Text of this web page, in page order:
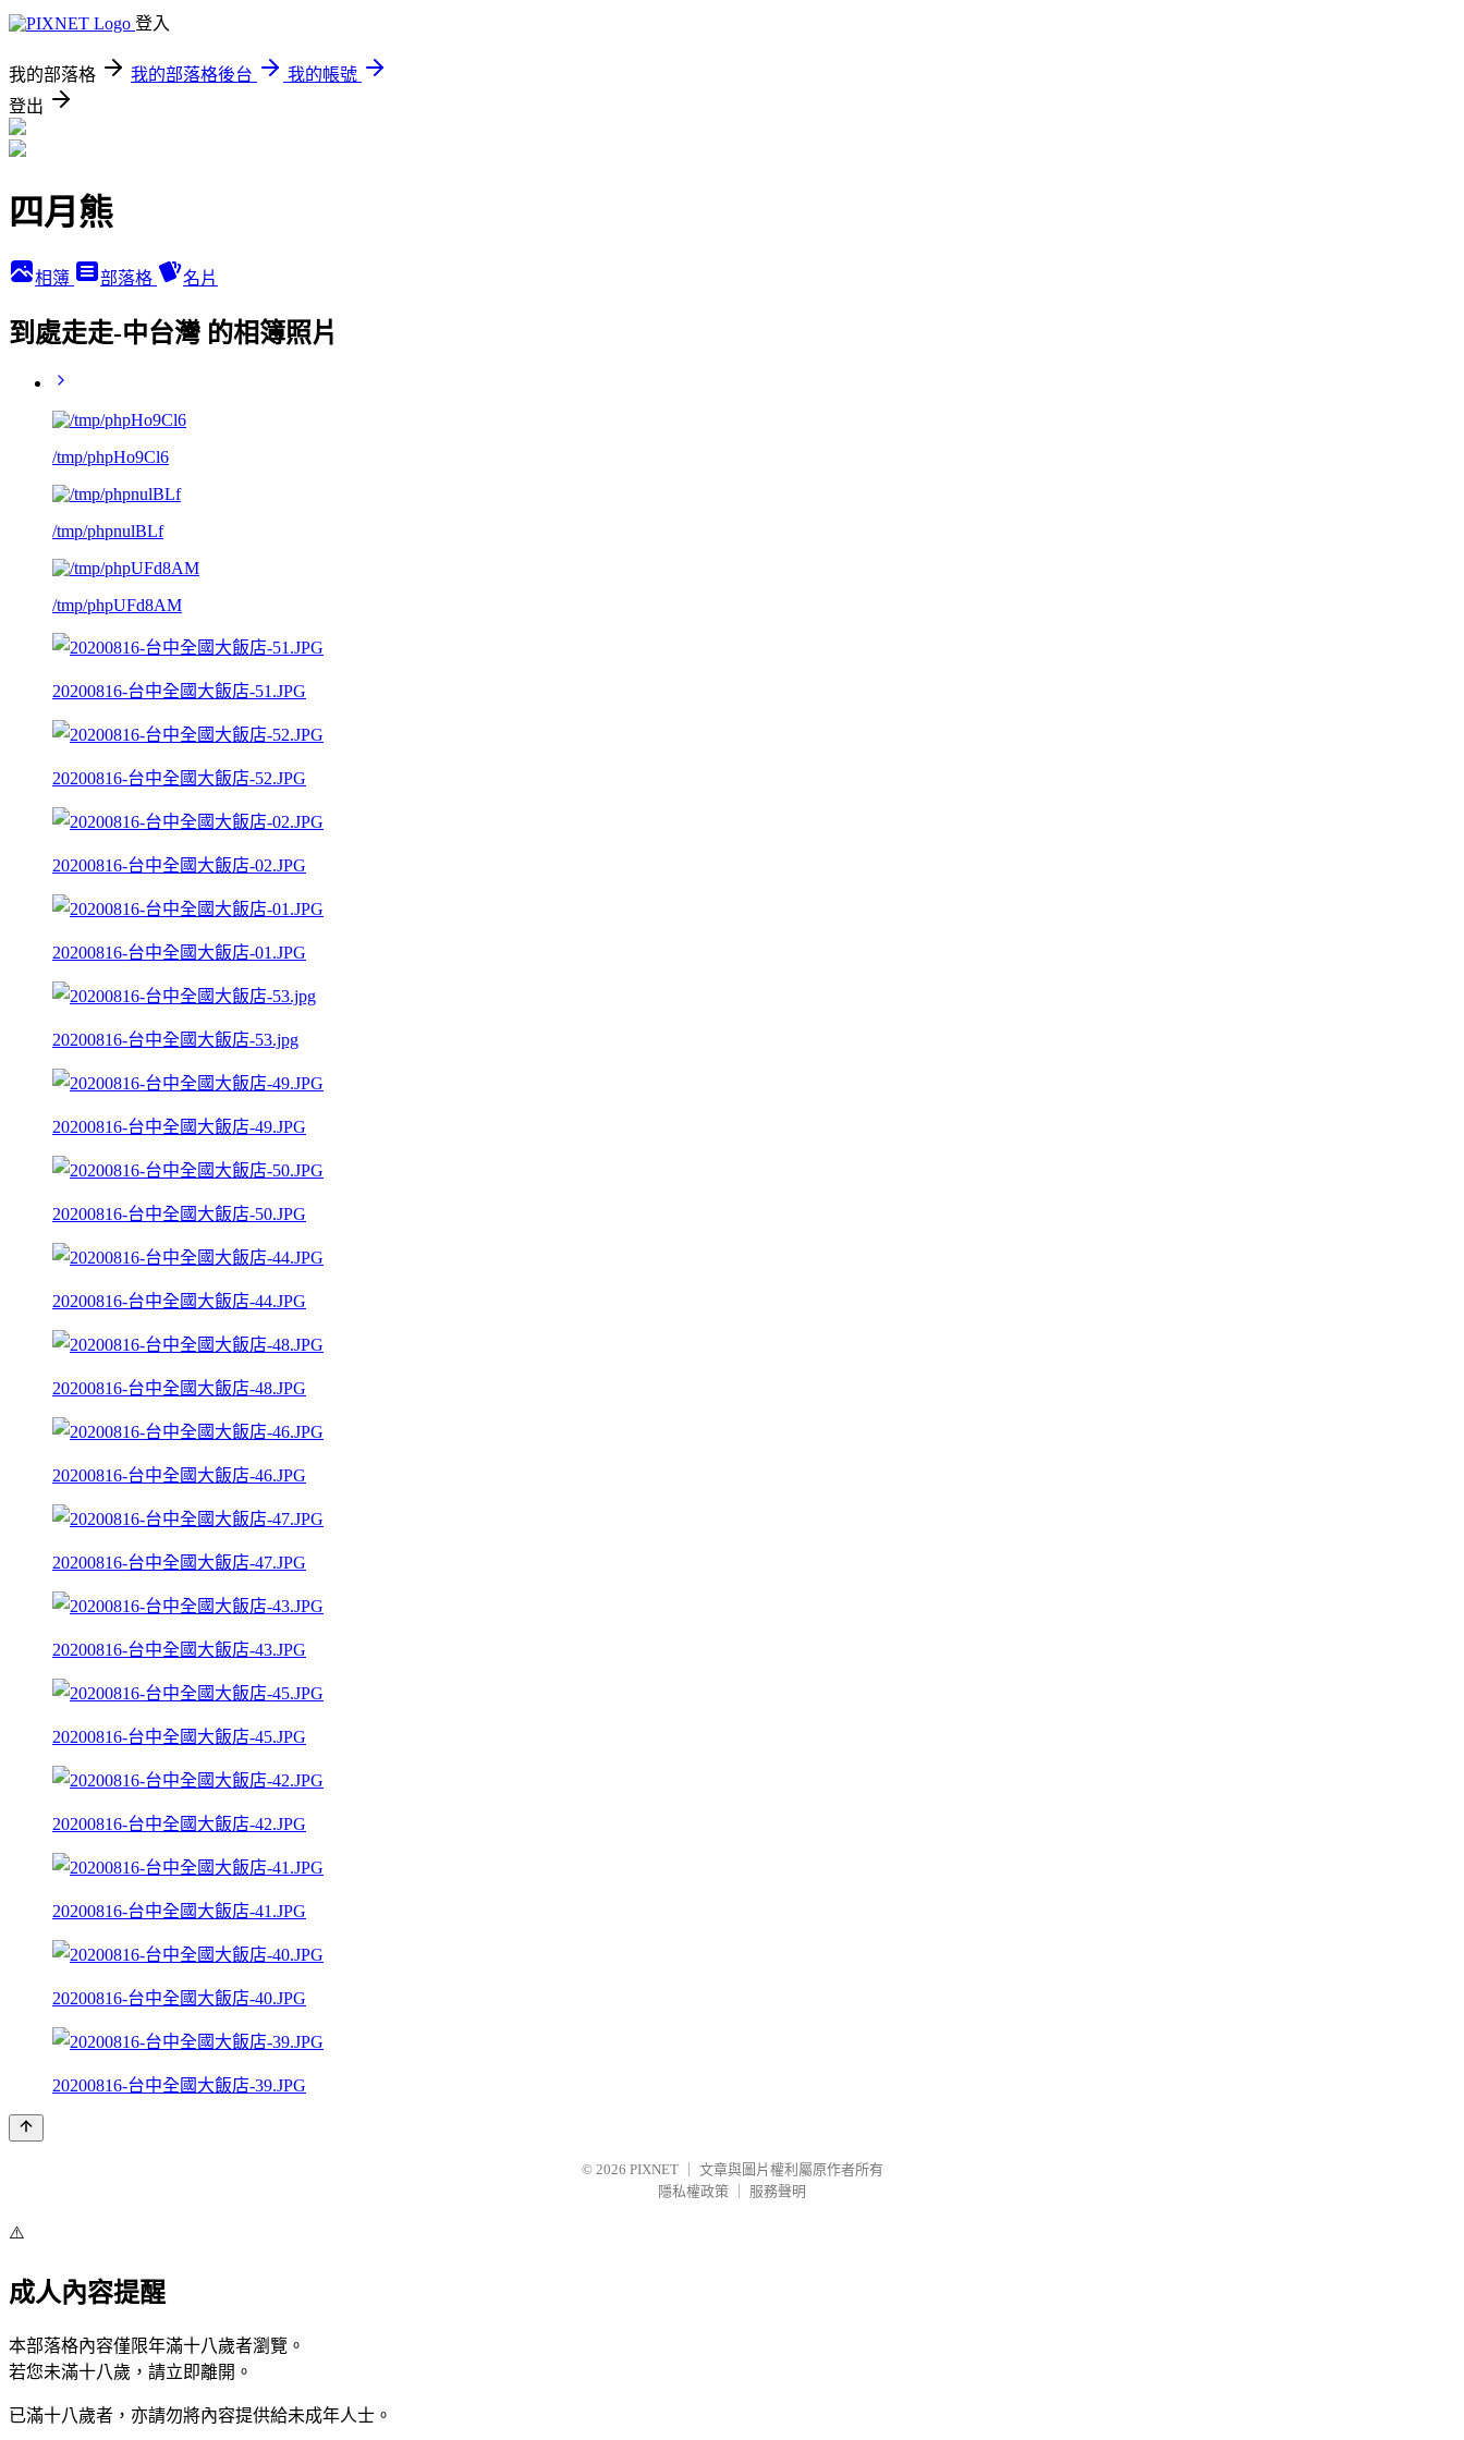
登入
我的部落格 我的部落格後台
我的帳號
登出
四月熊
相簿 部落格 名片
到處走走-中台灣 的相簿照片
/tmp/phpHo9Cl6
/tmp/phpnulBLf
/tmp/phpUFd8AM
20200816-台中全國大飯店-51.JPG
20200816-台中全國大飯店-52.JPG
20200816-台中全國大飯店-02.JPG
20200816-台中全國大飯店-01.JPG
20200816-台中全國大飯店-53.jpg
20200816-台中全國大飯店-49.JPG
20200816-台中全國大飯店-50.JPG
20200816-台中全國大飯店-44.JPG
20200816-台中全國大飯店-48.JPG
20200816-台中全國大飯店-46.JPG
20200816-台中全國大飯店-47.JPG
20200816-台中全國大飯店-43.JPG
20200816-台中全國大飯店-45.JPG
20200816-台中全國大飯店-42.JPG
20200816-台中全國大飯店-41.JPG
20200816-台中全國大飯店-40.JPG
20200816-台中全國大飯店-39.JPG
© 2026 PIXNET
文章與圖片權利屬原作者所有
隱私權政策
服務聲明
⚠️
成人內容提醒
本部落格內容僅限年滿十八歲者瀏覽。
若您未滿十八歲，請立即離開。
已滿十八歲者，亦請勿將內容提供給未成年人士。